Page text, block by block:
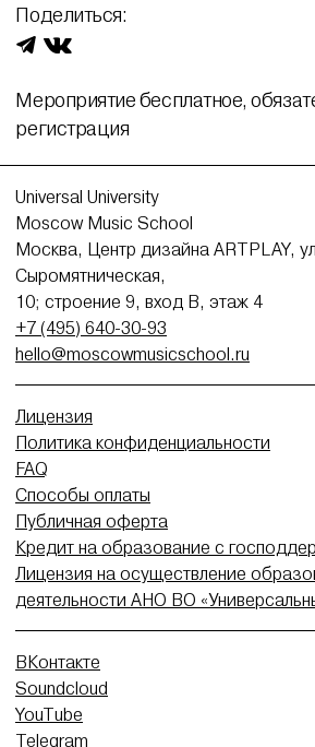
Поделиться:
Мероприятие бесплатное,
регистрация
Universal University
Moscow Music School
Москва, Центр дизайна ARTPLAY,
Сыромятническая,
10; строение 9, вход В, этаж 4
+7 (495) 640-30-93
hello@moscowmusicschool.ru
Лицензия
Политика конфиденциальности
FAQ
Способы оплаты
Публичная оферта
Кредит на образование с
Лицензия на осуществление
деятельности АНО ВО
ВКонтакте
Soundcloud
YouTube
Telegram